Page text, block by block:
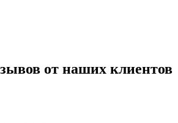
от наших клиентов